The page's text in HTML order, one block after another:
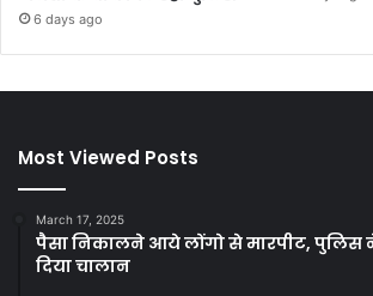
6 days ago
Most Viewed Posts
March 17, 2025
पैसा निकालने आये लोंगो से मारपीट, पुलिस
दिया चालान